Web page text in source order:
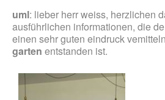
uml: lieber herr weiss, herzlichen
ausführlichen informationen, die
einen sehr guten eindruck
garten entstanden ist.